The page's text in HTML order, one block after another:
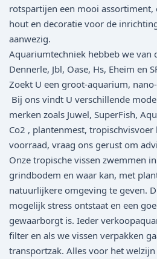
rotspartijen een mooi assortiment,
hout en decoratie voor de
aanwezig.
Aquariumtechniek hebbeb we van
Dennerle, Jbl, Oase, Hs, Eheim en
Zoekt U een groot-aquarium,
Bij ons vindt U verschillende
merken zoals Juwel, SuperFish,
Co2 , plantenmest,
voorraad, vraag ons gerust om
Onze tropische vissen zwemmen
grindbodem en waar kan, met
natuurlijkere omgeving te geven.
mogelijk stress ontstaat en een
gewaarborgt is. Ieder
filter en als we vissen verpakken
transportzak. Alles voor het welzijn